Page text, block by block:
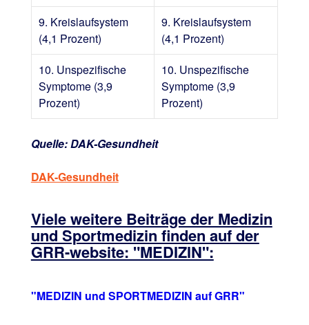
9. Kreislaufsystem
(4,1 Prozent)
9. Kreislaufsystem
(4,1 Prozent)
10. Unspezifische
Symptome (3,9
Prozent)
10. Unspezifische
Symptome (3,9
Prozent)
Quelle: DAK-Gesundheit
DAK-Gesundheit
Viele weitere Beiträge der Medizin
und Sportmedizin finden auf der
GRR-website: "MEDIZIN":
"MEDIZIN und SPORTMEDIZIN auf GRR"